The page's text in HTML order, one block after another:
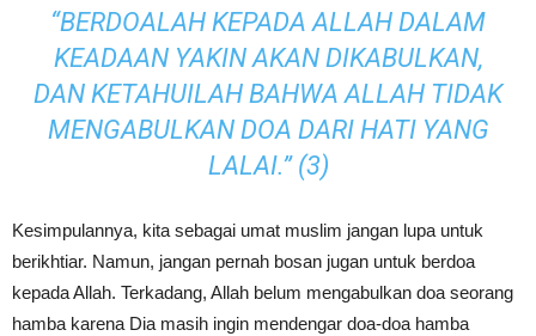
“BERDOALAH KEPADA ALLAH DALAM
KEADAAN YAKIN AKAN DIKABULKAN,
DAN KETAHUILAH BAHWA ALLAH TIDAK
MENGABULKAN DOA DARI HATI YANG
LALAI.” (3)
Kesimpulannya, kita sebagai umat muslim jangan lupa untuk
berikhtiar. Namun, jangan pernah bosan jugan untuk berdoa
kepada Allah. Terkadang, Allah belum mengabulkan doa seorang
hamba karena Dia masih ingin mendengar doa-doa hamba